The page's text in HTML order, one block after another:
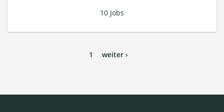
10 Jobs
1 weiter ›